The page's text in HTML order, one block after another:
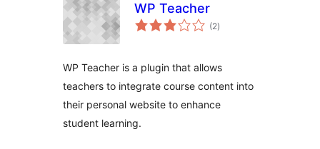
WP Teacher
(2مجموعی
درجہ
)
WP Teacher is a plugin that allows
teachers to integrate course content into
their personal website to enhance
student learning.